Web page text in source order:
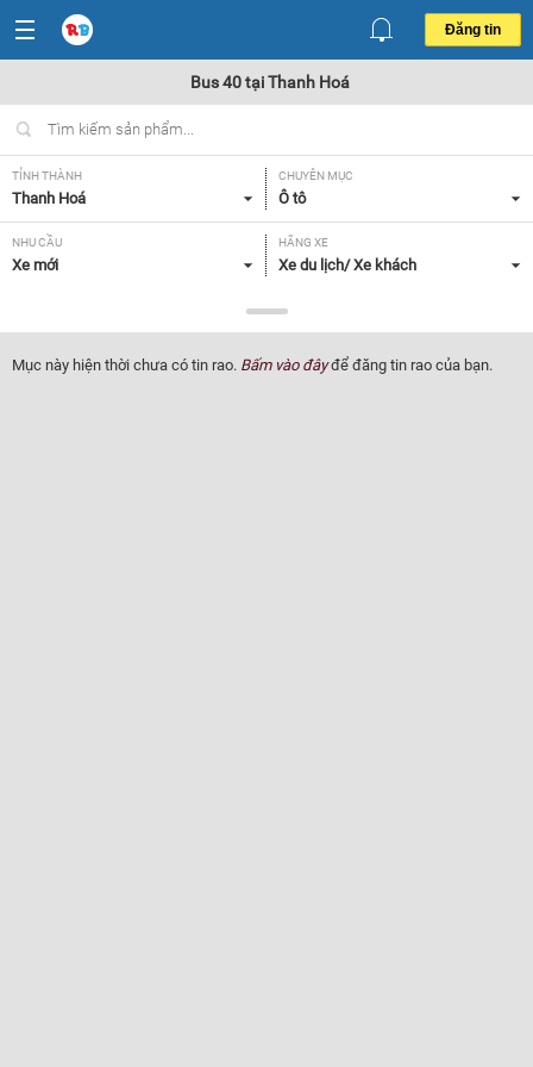
Đăng tin
Bus 40 tại Thanh Hoá
TỈNH THÀNH
Thanh Hoá
CHUYÊN MỤC
Ô tô
NHU CẦU
Xe mới
HÃNG XE
Xe du lịch/ Xe khách
Bus 40
NĂM SẢN XUẤT
Tất cả
GIÁ XE XUẤT XỨ
Mục này hiện thời chưa có tin rao. Bấm vào đâyđể đăng tin rao của bạn.